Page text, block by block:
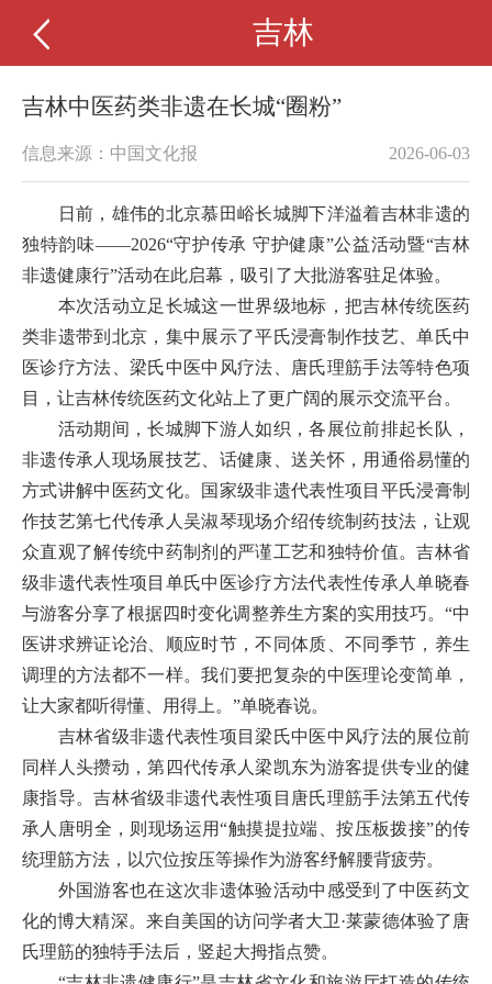
吉林
吉林中医药类非遗在长城“圈粉”
信息来源：中国文化报 2026-06-03
日前，雄伟的北京慕田峪长城脚下洋溢着吉林非遗的
独特韵味——2026“守护传承 守护健康”公益活动暨“吉林
非遗健康行”活动在此启幕，吸引了大批游客驻足体验。
本次活动立足长城这一世界级地标，把吉林传统医药
类非遗带到北京，集中展示了平氏浸膏制作技艺、单氏中
医诊疗方法、梁氏中医中风疗法、唐氏理筋手法等特色项
目，让吉林传统医药文化站上了更广阔的展示交流平台。
活动期间，长城脚下游人如织，各展位前排起长队，
非遗传承人现场展技艺、话健康、送关怀，用通俗易懂的
方式讲解中医药文化。国家级非遗代表性项目平氏浸膏制
作技艺第七代传承人吴淑琴现场介绍传统制药技法，让观
众直观了解传统中药制剂的严谨工艺和独特价值。吉林省
级非遗代表性项目单氏中医诊疗方法代表性传承人单晓春
与游客分享了根据四时变化调整养生方案的实用技巧。“中
医讲求辨证论治、顺应时节，不同体质、不同季节，养生
调理的方法都不一样。我们要把复杂的中医理论变简单，
让大家都听得懂、用得上。”单晓春说。
吉林省级非遗代表性项目梁氏中医中风疗法的展位前
同样人头攒动，第四代传承人梁凯东为游客提供专业的健
康指导。吉林省级非遗代表性项目唐氏理筋手法第五代传
承人唐明全，则现场运用“触摸提拉端、按压板拨接”的传
统理筋方法，以穴位按压等操作为游客纾解腰背疲劳。
外国游客也在这次非遗体验活动中感受到了中医药文
化的博大精深。来自美国的访问学者大卫·莱蒙德体验了唐
氏理筋的独特手法后，竖起大拇指点赞。